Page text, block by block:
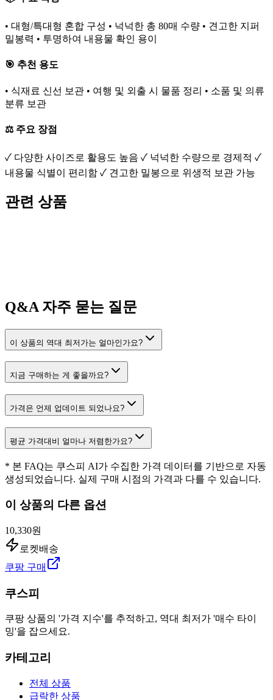
• 대형/특대형 혼합 구성 • 넉넉한 총 80매 수량 • 견고한 지퍼
밀봉력 • 투명하여 내용물 확인 용이
🎯 추천 용도
• 식재료 신선 보관 • 여행 및 외출 시 물품 정리 • 소품 및 의류
분류 보관
⚖️ 주요 장점
✓ 다양한 사이즈로 활용도 높음 ✓ 넉넉한 수량으로 경제적 ✓
내용물 식별이 편리함 ✓ 견고한 밀봉으로 위생적 보관 가능
관련 상품
Q&A 자주 묻는 질문
이 상품의 역대 최저가는 얼마인가요?
지금 구매하는 게 좋을까요?
가격은 언제 업데이트 되었나요?
평균 가격대비 얼마나 저렴한가요?
* 본 FAQ는 쿠스피 AI가 수집한 가격 데이터를 기반으로 자동
생성되었습니다. 실제 구매 시점의 가격과 다를 수 있습니다.
이 상품의 다른 옵션
10,330원
로켓배송
쿠팡 구매
쿠스피
쿠팡 상품의 '가격 지수'를 추적하고, 역대 최저가 '매수 타이
밍'을 잡으세요.
카테고리
전체 상품
급락한 상품